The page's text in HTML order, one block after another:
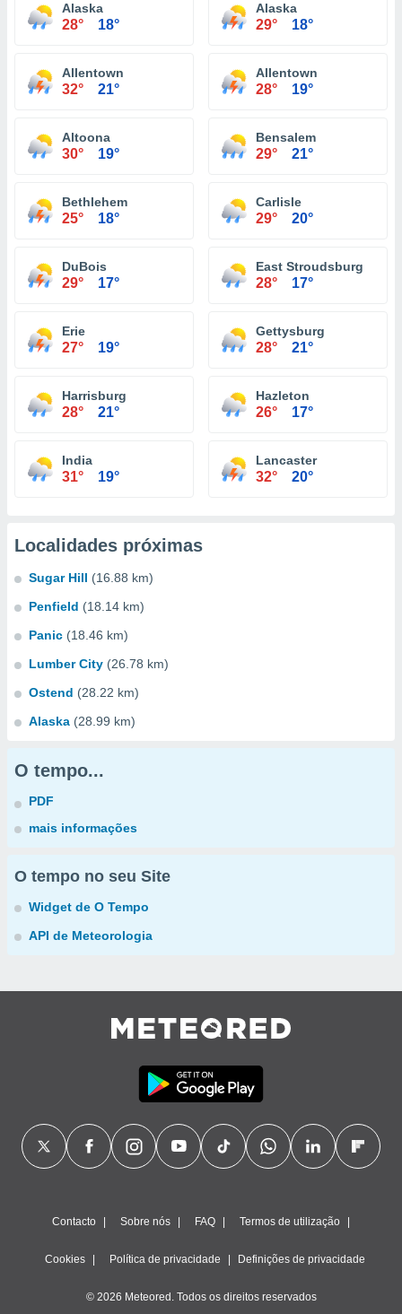
Alaska
28° 18°
Alaska
29° 18°
Allentown
32° 21°
Allentown
28° 19°
Altoona
30° 19°
Bensalem
29° 21°
Bethlehem
25° 18°
Carlisle
29° 20°
DuBois
29° 17°
East Stroudsburg
28° 17°
Erie
27° 19°
Gettysburg
28° 21°
Harrisburg
28° 21°
Hazleton
26° 17°
India
31° 19°
Lancaster
32° 20°
Localidades próximas
Sugar Hill (16.88 km)
Penfield (18.14 km)
Panic (18.46 km)
Lumber City (26.78 km)
Ostend (28.22 km)
Alaska (28.99 km)
O tempo...
PDF
mais informações
O tempo no seu Site
Widget de O Tempo
API de Meteorologia
Contacto Sobre nós FAQ Termos de utilização
Cookies Política de privacidade Definições de privacidade
© 2026 Meteored. Todos os direitos reservados